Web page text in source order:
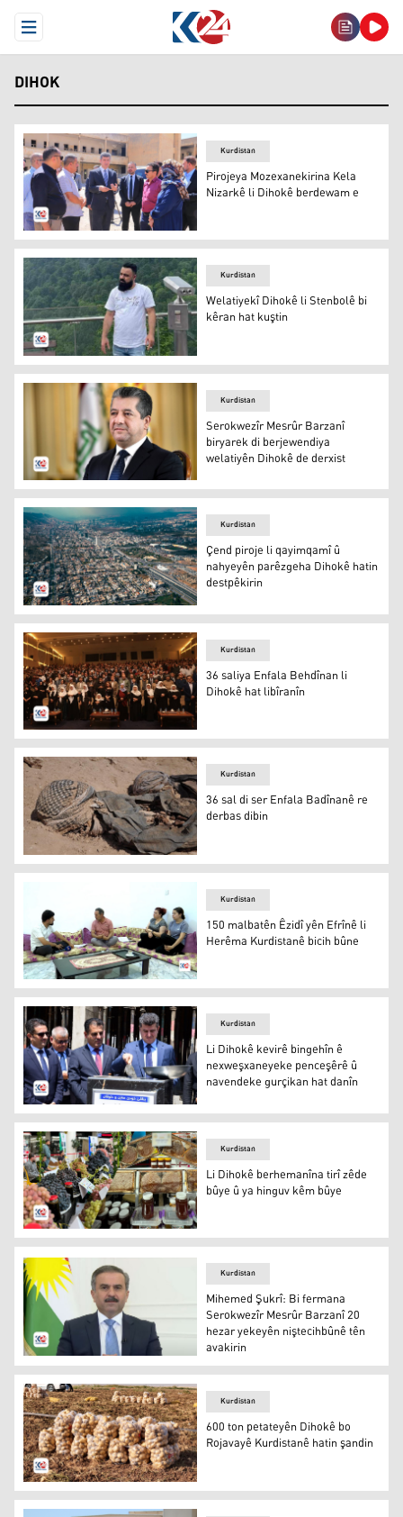
Open Menu
DIHOK
Elî Teter li Kela Nizarkê
Kurdistan
Pirojeya Mozexanekirina Kela
Nizarkê li Dihokê berdewam e
Welatiyekî Dihokê li Stenbolê bi kêran hat kuştin
Kurdistan
Welatiyekî Dihokê li Stenbolê bi
kêran hat kuştin
Serokwezîr Mesrûr Barzanî biryarek di berjewendiya
Kurdistan
Serokwezîr Mesrûr Barzanî
biryarek di berjewendiya
welatiyên Dihokê de derxist
Dihok / Wêne: Star Ehmed - K24
Kurdistan
Çend piroje li qayimqamî û
nahyeyên parêzgeha Dihokê hatin
destpêkirin
36 saliya Enfala Behdînan li Dihokê hat libîranîn
Kurdistan
36 saliya Enfala Behdînan li
Dihokê hat libîranîn
36 sal di ser Enfala Badînanê re derbas dibin
Kurdistan
36 sal di ser Enfala Badînanê re
derbas dibin
150 malbatên Êzidî yên Efrînê li Herêma Kurdistanê
Kurdistan
150 malbatên Êzidî yên Efrînê li
Herêma Kurdistanê bicih bûne
Li Dihokê kevirê bingehîn ê nexweşxaneyeke
Kurdistan
Li Dihokê kevirê bingehîn ê
nexweşxaneyeke penceşêrê û
navendeke gurçikan hat danîn
Li Dihokê berhemanîna tirî zêde bûye û ya hinguv kêm
Kurdistan
Li Dihokê berhemanîna tirî zêde
bûye û ya hinguv kêm bûye
Mihemed Şukrî: Bi fermana Serokwezîr Mesrûr
Kurdistan
Mihemed Şukrî: Bi fermana
Serokwezîr Mesrûr Barzanî 20
hezar yekeyên niştecihbûnê tên
avakirin
600 ton petateyên Dihokê bo Rojavayê Kurdistanê hatin
Kurdistan
600 ton petateyên Dihokê bo
Rojavayê Kurdistanê hatin şandin